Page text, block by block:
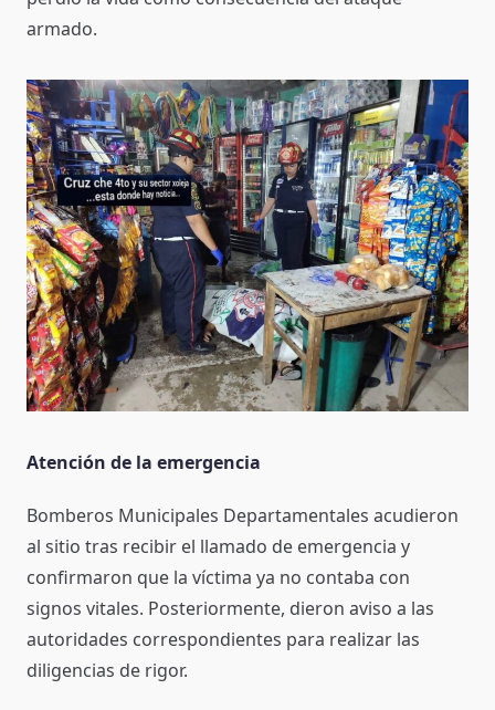
armado.
Atención de la emergencia
Bomberos Municipales Departamentales acudieron
al sitio tras recibir el llamado de emergencia y
confirmaron que la víctima ya no contaba con
signos vitales. Posteriormente, dieron aviso a las
autoridades correspondientes para realizar las
diligencias de rigor.